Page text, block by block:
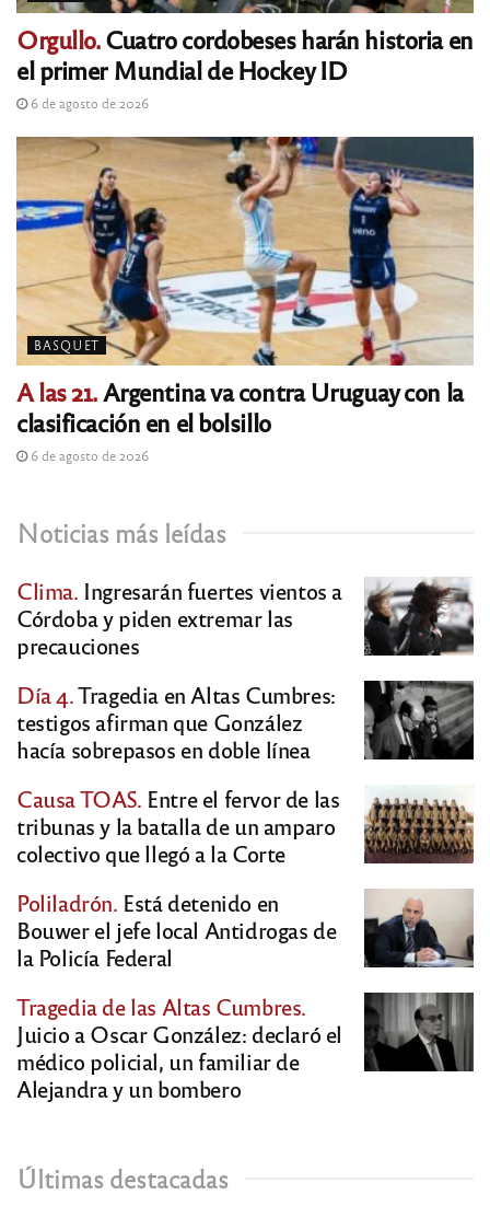
Orgullo.Cuatro cordobeses harán historia en
el primer Mundial de Hockey ID
6 de agosto de 2026
BASQUET
A las 21.Argentina va contra Uruguay con la
clasificación en el bolsillo
6 de agosto de 2026
Noticias más leídas
Clima. Ingresarán fuertes vientos a
Córdoba y piden extremar las
precauciones
Día 4.Tragedia en Altas Cumbres:
testigos afirman que González
hacía sobrepasos en doble línea
Causa TOAS. Entre el fervor de las
tribunas y la batalla de un amparo
colectivo que llegó a la Corte
Poliladrón. Está detenido en
Bouwer el jefe local Antidrogas de
la Policía Federal
Tragedia de las Altas Cumbres.
Juicio a Oscar González: declaró el
médico policial, un familiar de
Alejandra y un bombero
Últimas destacadas